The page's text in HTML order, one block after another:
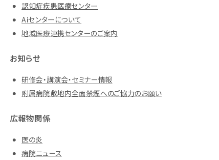
認知症疾患医療センター
Aiセンターについて
地域医療連携センターのご案内
お知らせ
研修会・講演会・セミナー情報
附属病院敷地内全面禁煙へのご協力のお願い
広報物関係
医の炎
病院ニュース